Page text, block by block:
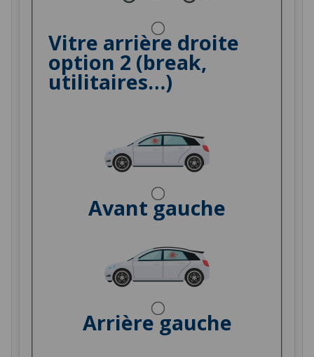
Vitre arrière droite
option 2 (break,
utilitaires…)
Avant gauche
Arrière gauche